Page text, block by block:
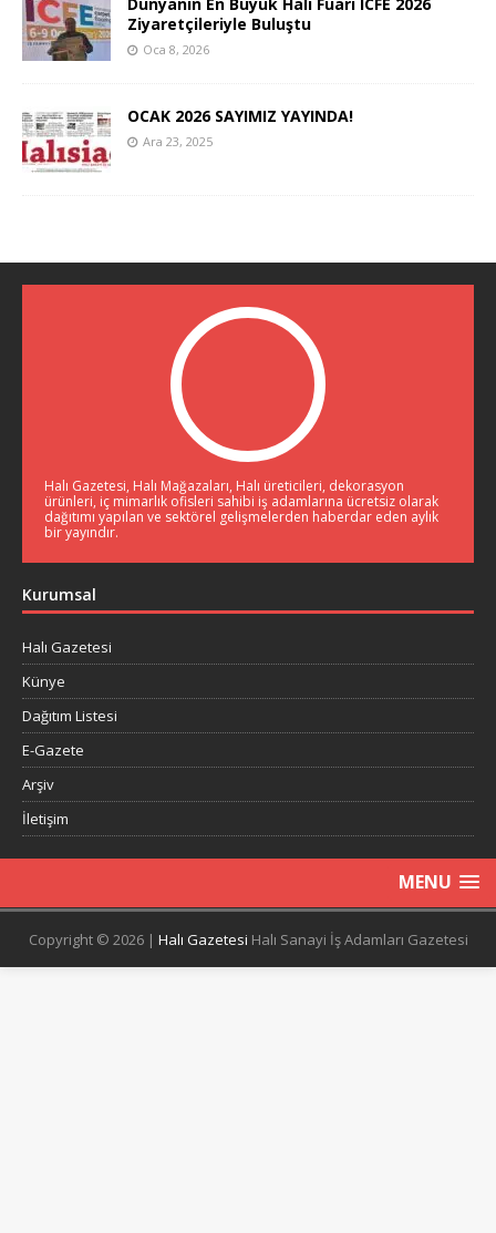
Ziyaretçileriyle Buluştu
Oca 8, 2026
OCAK 2026 SAYIMIZ YAYINDA!
Ara 23, 2025
Halı Gazetesi, Halı Mağazaları, Halı üreticileri, dekorasyon
ürünleri, iç mimarlık ofisleri sahibi iş adamlarına ücretsiz olarak
dağıtımı yapılan ve sektörel gelişmelerden haberdar eden aylık
bir yayındır.
Kurumsal
Halı Gazetesi
Künye
Dağıtım Listesi
E-Gazete
Arşiv
İletişim
MENU
Copyright © 2026 | Halı Gazetesi Halı Sanayi İş Adamları Gazetesi